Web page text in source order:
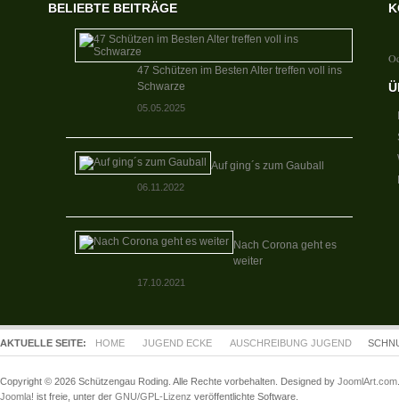
BELIEBTE BEITRÄGE
47 Schützen im Besten Alter treffen voll ins
Schwarze
05.05.2025
Auf ging´s zum Gauball
06.11.2022
Nach Corona geht es
weiter
17.10.2021
AKTUELLE SEITE: HOME JUGEND ECKE AUSCHREIBUNG JUGEND
Copyright © 2026 Schützengau Roding. Alle Rechte vorbehalten. Designed by JoomlArt.com
Joomla! ist freie, unter der GNU/GPL-Lizenz veröffentlichte Software.